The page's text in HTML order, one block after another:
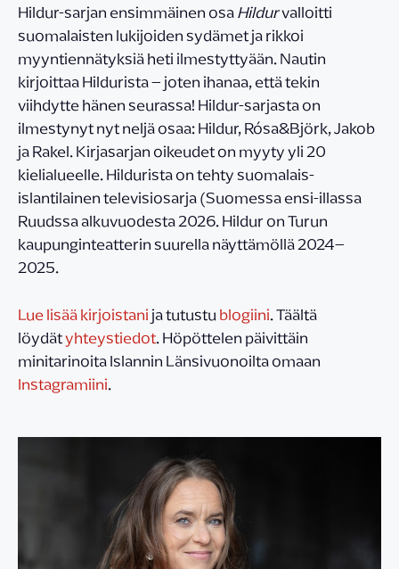
Hildur-sarjan ensimmäinen osaHildurvalloitti
suomalaisten lukijoiden sydämet ja rikkoi
myyntiennätyksiä heti ilmestyttyään. Nautin
kirjoittaa Hildurista – joten ihanaa, että tekin
viihdytte hänen seurassa! Hildur-sarjasta on
ilmestynyt nyt neljä osaa: Hildur, Rósa&Björk, Jakob
ja Rakel. Kirjasarjan oikeudet on myyty yli 20
kielialueelle. Hildurista on tehty suomalais-
islantilainen televisiosarja (Suomessa ensi-illassa
Ruudssa alkuvuodesta 2026. Hildur on Turun
kaupunginteatterin suurella näyttämöllä 2024–
2025.
Lue lisää kirjoistanija tutustublogiini. Täältä
löydätyhteystiedot. Höpöttelen päivittäin
minitarinoita Islannin Länsivuonoilta omaan
Instagramiini.